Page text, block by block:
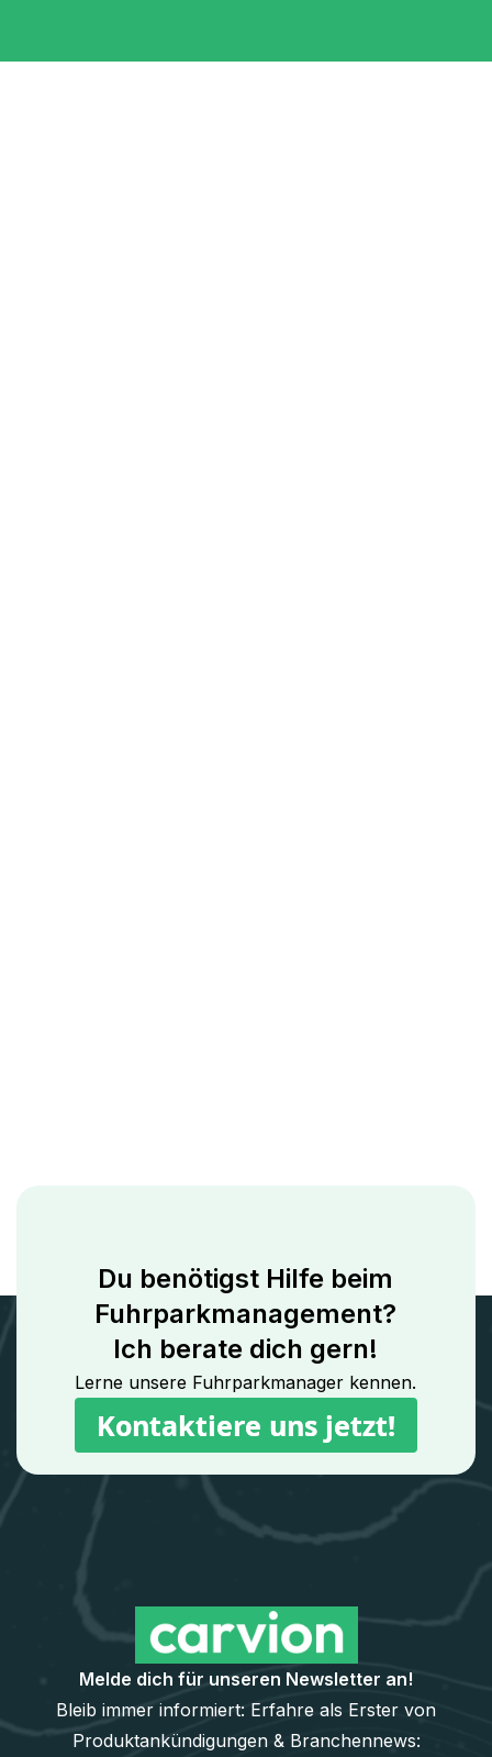
Du benötigst Hilfe beim
Fuhrparkmanagement?
Ich berate dich gern!
Lerne unsere Fuhrparkmanager kennen.
Kontaktiere uns jetzt!
Kontaktiere uns jetzt!
Melde dich für unseren Newsletter an!
Bleib immer informiert: Erfahre als Erster von
Produktankündigungen & Branchennews: